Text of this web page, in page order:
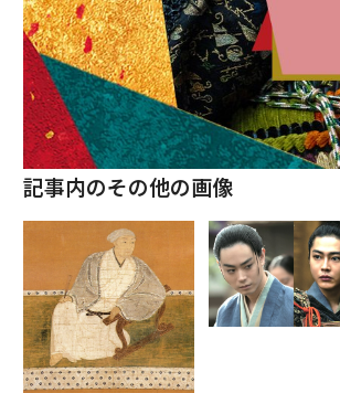
記事内のその他の画像